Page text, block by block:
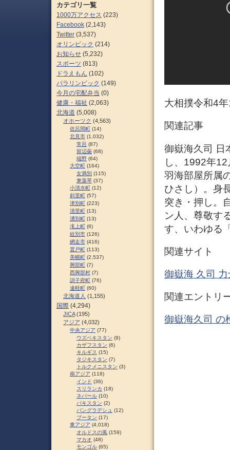
大相撲令和4
関連記事
御嶽海久司 日
し、1992年
羽海部屋所属
ひさし）。身
突き・押し。
ン人、尊敬す
す、いわゆる
関連サイト
御嶽海 久司
関連エントリ
御嶽海久司 の
カテゴリ一覧
1000万アクセス (223)
Facebook (2,143)
Twitter (3,537)
オリンピック (214)
お知らせ (5,232)
スポーツ (813)
ドラえもん (102)
パラリンピック (149)
今月の宅配弁当 (0)
健康・福祉 (2,063)
北海道 (5,008)
オホーツク (4,563)
佐呂間町 (14)
北見市 (1,032)
常呂 (87)
留辺蘂 (68)
端野 (64)
大空町 (164)
女満別 (115)
東藻琴 (37)
小清水町 (12)
斜里町 (57)
津別町 (223)
清里町 (13)
湧別町 (13)
滝上町 (6)
紋別市 (126)
網走市 (416)
置戸町 (113)
美幌町 (2,537)
興部町 (7)
西興部村 (7)
訓子府町 (76)
遠軽町 (60)
北海道人 (1,155)
国際 (4,294)
JICA(195)
アジア (4,032)
中央アジア (77)
ウズベキスタン (9)
カザフスタン (6)
キルギス (15)
タジキスタン (7)
トルクメニスタン (3)
南アジア (118)
インド (36)
スリランカ (18)
ネパール (10)
パキスタン (2)
バングラデシュ (12)
ブータン (17)
東アジア (4,018)
オルドスの風 (159)
マカオ (48)
モンゴル (65)